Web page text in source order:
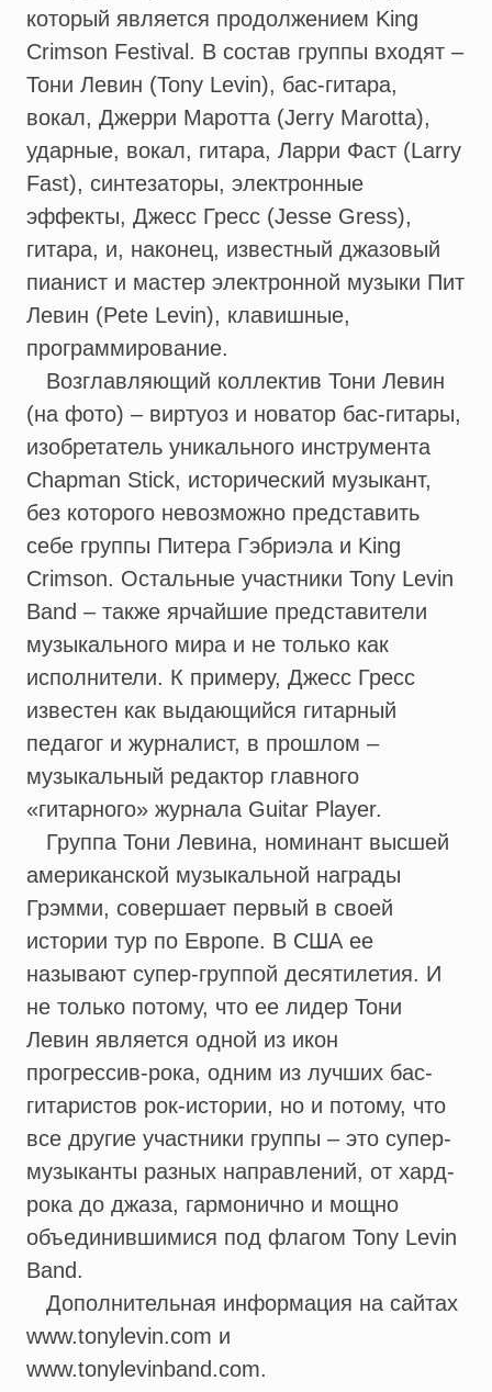
который является продолжением King
Crimson Festival. В состав группы входят –
Тони Левин (Tony Levin), бас-гитара,
вокал, Джерри Маротта (Jerry Marotta),
ударные, вокал, гитара, Ларри Фаст (Larry
Fast), синтезаторы, электронные
эффекты, Джесс Гресс (Jesse Gress),
гитара, и, наконец, известный джазовый
пианист и мастер электронной музыки Пит
Левин (Pete Levin), клавишные,
программирование.
Возглавляющий коллектив Тони Левин
(на фото) – виртуоз и новатор бас-гитары,
изобретатель уникального инструмента
Chapman Stick, исторический музыкант,
без которого невозможно представить
себе группы Питера Гэбриэла и King
Crimson. Остальные участники Tony Levin
Band – также ярчайшие представители
музыкального мира и не только как
исполнители. К примеру, Джесс Гресс
известен как выдающийся гитарный
педагог и журналист, в прошлом –
музыкальный редактор главного
«гитарного» журнала Guitar Player.
Группа Тони Левина, номинант высшей
американской музыкальной награды
Грэмми, совершает первый в своей
истории тур по Европе. В США ее
называют супер-группой десятилетия. И
не только потому, что ее лидер Тони
Левин является одной из икон
прогрессив-рока, одним из лучших бас-
гитаристов рок-истории, но и потому, что
все другие участники группы – это супер-
музыканты разных направлений, от хард-
рока до джаза, гармонично и мощно
объединившимися под флагом Tony Levin
Band.
Дополнительная информация на сайтах
www.tonylevin.com и
www.tonylevinband.com.